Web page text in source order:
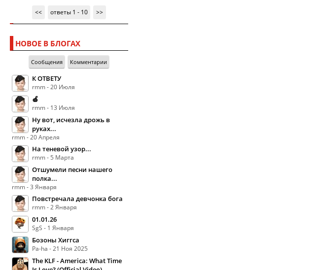
<<
ответы 1 - 10 >>
НОВОЕ В БЛОГАХ
Сообщения Комментарии
К ОТВЕТУ
rmm - 20 Июля
🍏
rmm - 13 Июля
Ну вот, исчезла дрожь в
руках...
rmm - 20 Апреля
На теневой узор...
rmm - 5 Марта
Отшумели песни нашего
полка...
rmm - 3 Января
Повстречала девчонка бога
rmm - 2 Января
01.01.26
SgS - 1 Января
Бозоны Хиггса
Pa-ha - 21 Ноя 2025
The KLF - America: What Time